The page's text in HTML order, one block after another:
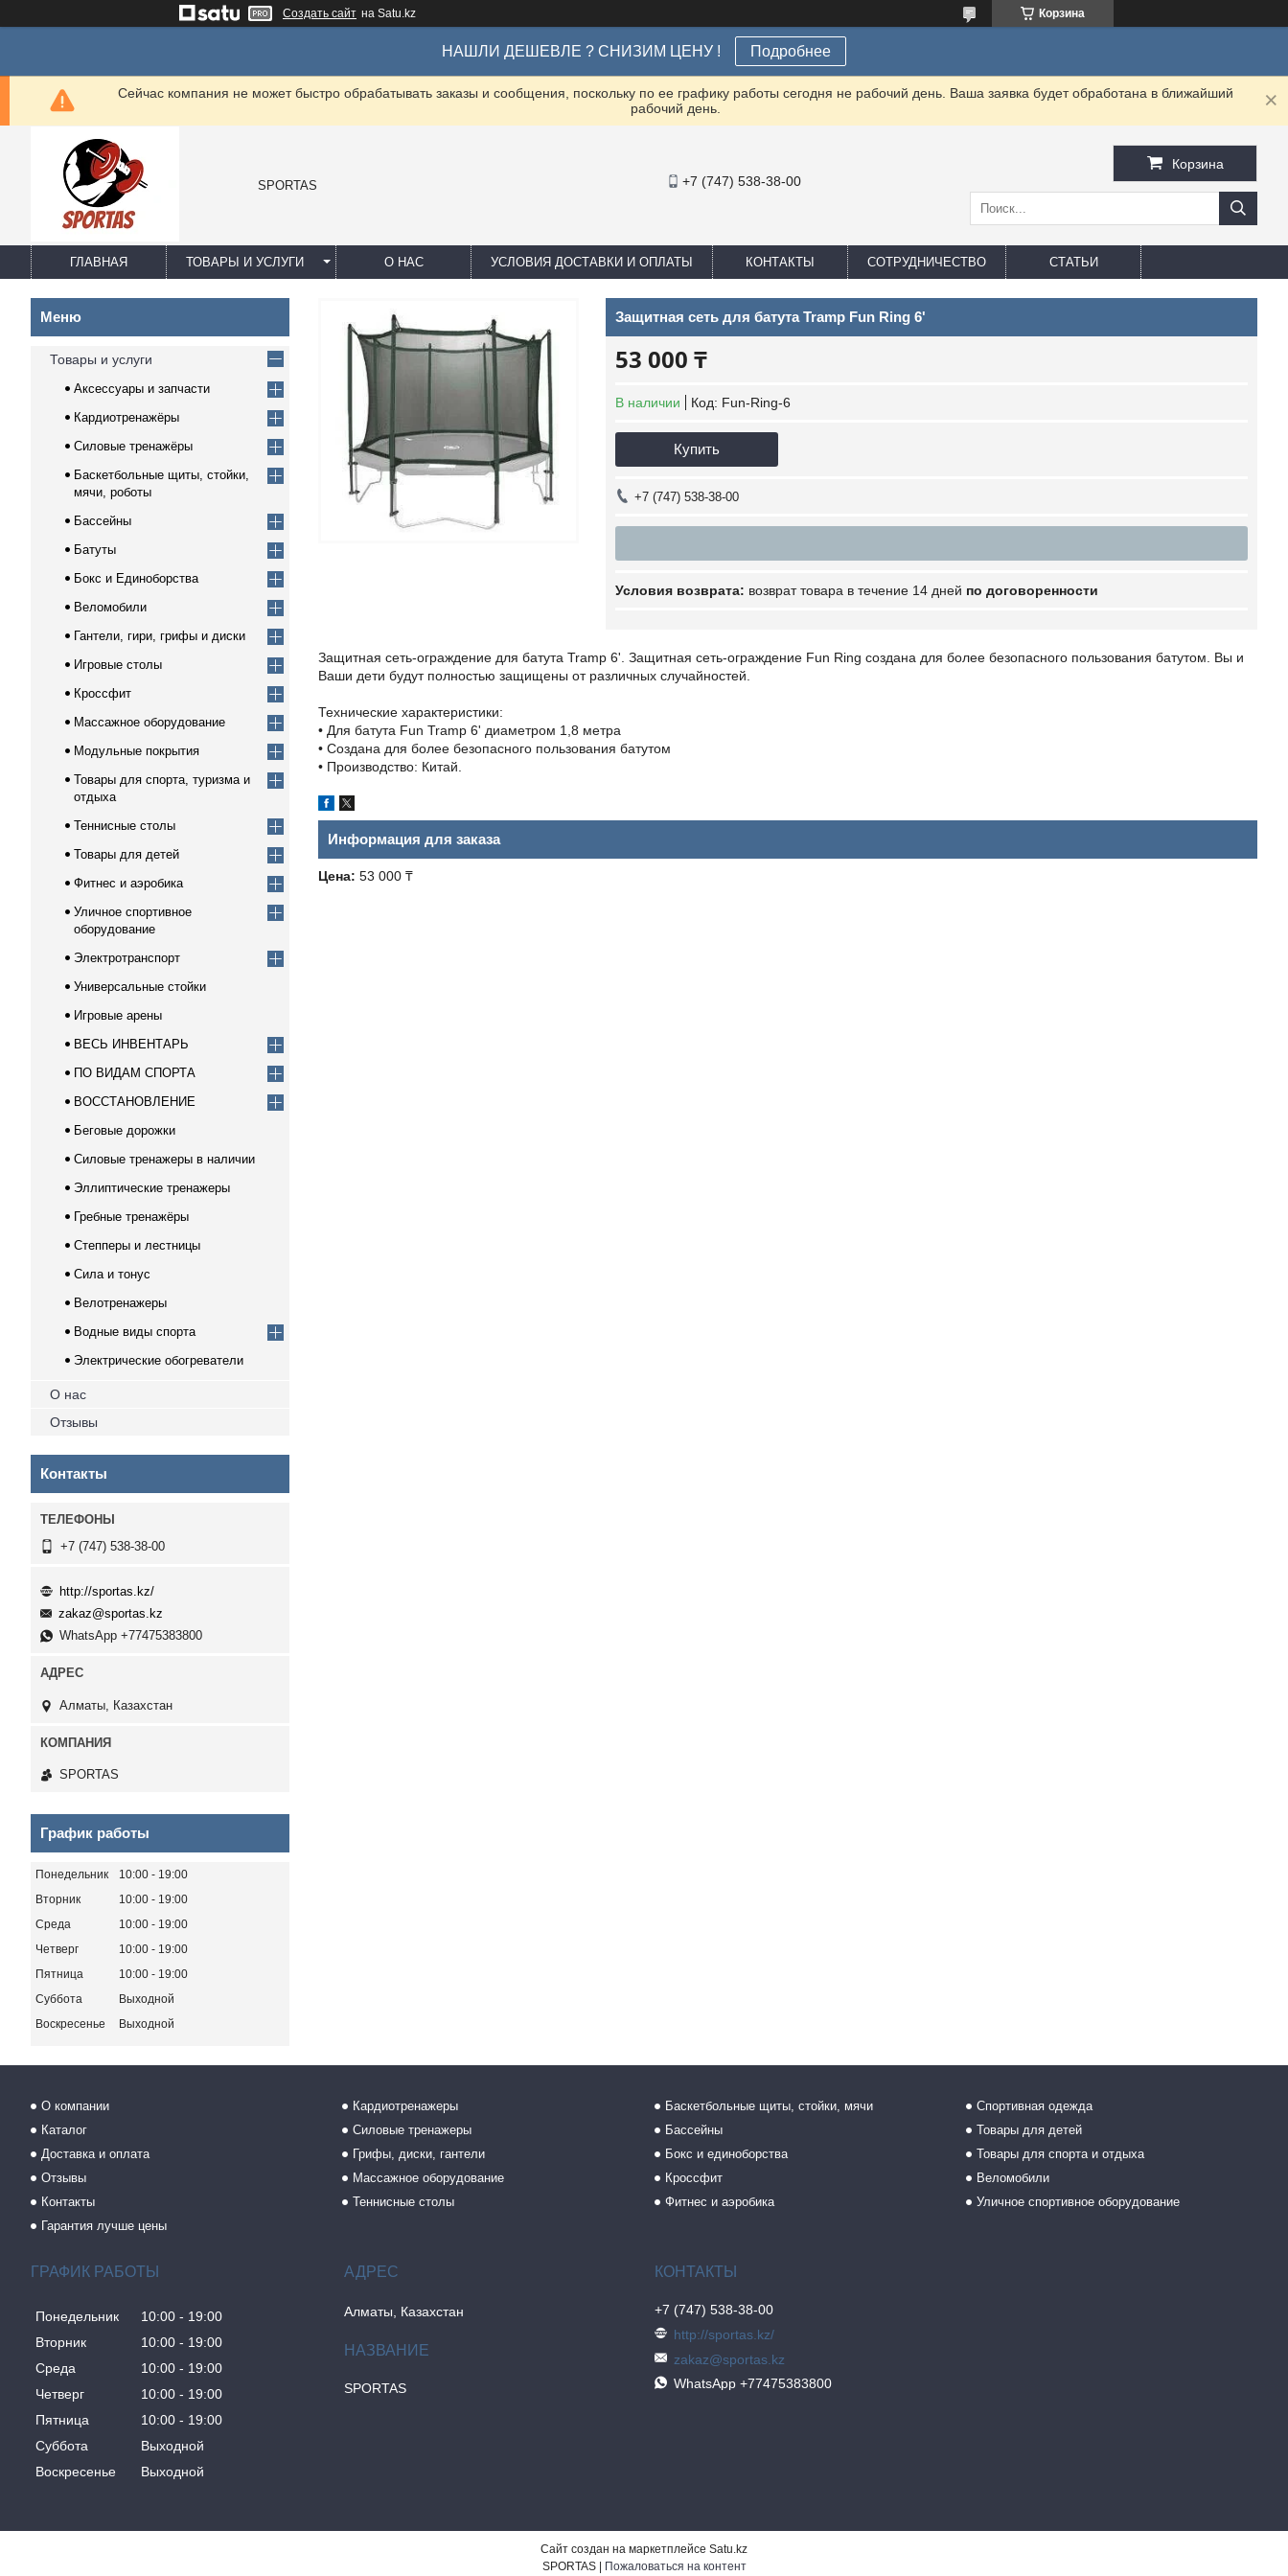
Создать сайт на Satu.kz Корзина
НАШЛИ ДЕШЕВЛЕ ? СНИЗИМ ЦЕНУ ! Подробнее
Сейчас компания не может быстро обрабатывать заказы и сообщения, поскольку по ее графику работы сегодня не рабочий день. Ваша заявка будет обработана в ближайший
рабочий день.
SPORTAS +7 (747) 538-38-00
Корзина
ГЛАВНАЯ ТОВАРЫ И УСЛУГИ О НАС УСЛОВИЯ ДОСТАВКИ И ОПЛАТЫ КОНТАКТЫ СОТРУДНИЧЕСТВО СТАТЬИ
Защитная сеть для батута Tramp Fun Ring 6'
53 000 ₸
В наличии Код: Fun-Ring-6
Купить
+7 (747) 538-38-00
возврат товара в течение 14 дней по договоренности
Защитная сеть-ограждение для батута Tramp 6'. Защитная сеть-ограждение Fun Ring создана для более безопасного пользования батутом. Вы и
Ваши дети будут полностью защищены от различных случайностей.
Технические характеристики:
• Для батута Fun Tramp 6' диаметром 1,8 метра
• Создана для более безопасного пользования батутом
• Производство: Китай.
Информация для заказа
Цена: 53 000 ₸
Товары и услуги
Аксессуары и запчасти
Кардиотренажёры
Силовые тренажёры
Баскетбольные щиты, стойки,
мячи, роботы
Бассейны
Батуты
Бокс и Единоборства
Веломобили
Гантели, гири, грифы и диски
Игровые столы
Кроссфит
Массажное оборудование
Модульные покрытия
Товары для спорта, туризма и
отдыха
Теннисные столы
Товары для детей
Фитнес и аэробика
Уличное спортивное
оборудование
Электротранспорт
Универсальные стойки
Игровые арены
ВЕСЬ ИНВЕНТАРЬ
ПО ВИДАМ СПОРТА
ВОССТАНОВЛЕНИЕ
Беговые дорожки
Силовые тренажеры в наличии
Эллиптические тренажеры
Гребные тренажёры
Степперы и лестницы
Сила и тонус
Велотренажеры
Водные виды спорта
Электрические обогреватели
О нас
Отзывы
Контакты
+7 (747) 538-38-00
http://sportas.kz/
zakaz@sportas.kz
WhatsApp +77475383800
Алматы, Казахстан
SPORTAS
График работы
Понедельник 10:00
19:00
Вторник
10:00
19:00
Среда
10:00
19:00
Четверг
10:00
19:00
Пятница
10:00
19:00
Суббота
Выходной
Воскресенье
Выходной
О компании
Каталог
Доставка и оплата
Отзывы
Контакты
Гарантия лучше цены
Кардиотренажеры
Силовые тренажеры
Грифы, диски, гантели
Массажное оборудование
Теннисные столы
Баскетбольные щиты, стойки, мячи
Бассейны
Бокс и единоборства
Кроссфит
Фитнес и аэробика
Спортивная одежда
Товары для детей
Товары для спорта и отдыха
Веломобили
Уличное спортивное оборудование
ГРАФИК РАБОТЫ
Понедельник 10:00
19:00
Вторник
10:00
19:00
Среда
10:00
19:00
Четверг
10:00
19:00
Пятница
10:00
19:00
Суббота
Выходной
Воскресенье
Выходной
Алматы, Казахстан
SPORTAS
+7 (747) 538-38-00
http://sportas.kz/
zakaz@sportas.kz
WhatsApp +77475383800
Сайт создан на маркетплейсе Satu.kz
Пожаловаться на контент